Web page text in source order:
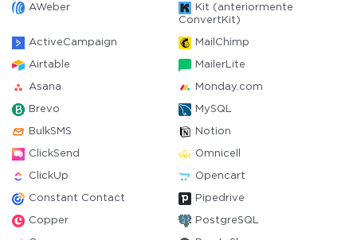
AWeber
Kit (anteriormente
ConvertKit)
ActiveCampaign MailChimp
Airtable MailerLite
Asana Monday.com
Brevo MySQL
BulkSMS Notion
ClickSend Omnicell
ClickUp Opencart
Constant Contact Pipedrive
Copper PostgreSQL